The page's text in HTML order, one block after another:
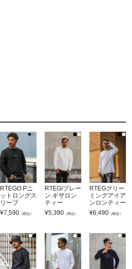
RTEGO.Pニ
ットロングス
リーブ
¥7,590 （税込）
RTEG/プレー
ン.ギザロン
ティー
¥5,390 （税込）
RTEGグリー
ミングアイア
ンロンティー
¥6,490 （税込）